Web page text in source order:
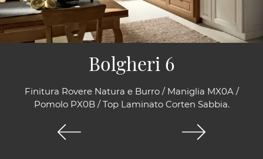
Finitura Rovere Natura e Burro / Maniglia MX0A /
Pomolo PX0B / Top Laminato Corten Sabbia.
Bolgheri 6